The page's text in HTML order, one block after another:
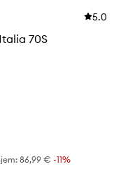
5.0
70S
86,99 € -11%